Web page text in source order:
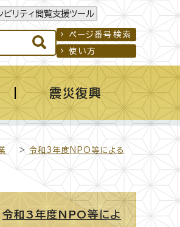
ビリティ閲覧支援ツール
ページ番号検索
使い方
震災復興
>令和3年度NPO等による
令和3年度NPO等によ